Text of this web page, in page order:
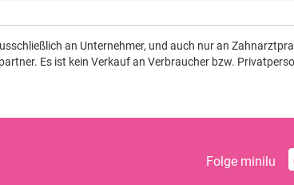
an Unternehmer, und auch nur an
Es ist kein Verkauf an Verbraucher bzw.
Folge minilu